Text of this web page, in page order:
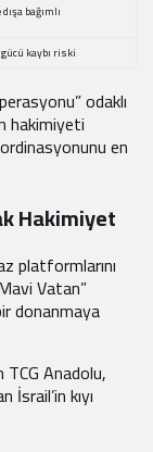
bağımlı
gücü kaybı riski
odaklı
hakimiyeti
en
Hakimiyet
platformlarını
Vatan”
donanmaya
Anadolu,
kıyı